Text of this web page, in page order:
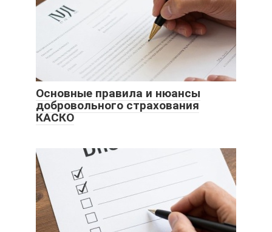
Основные правила и нюансы
добровольного страхования
КАСКО